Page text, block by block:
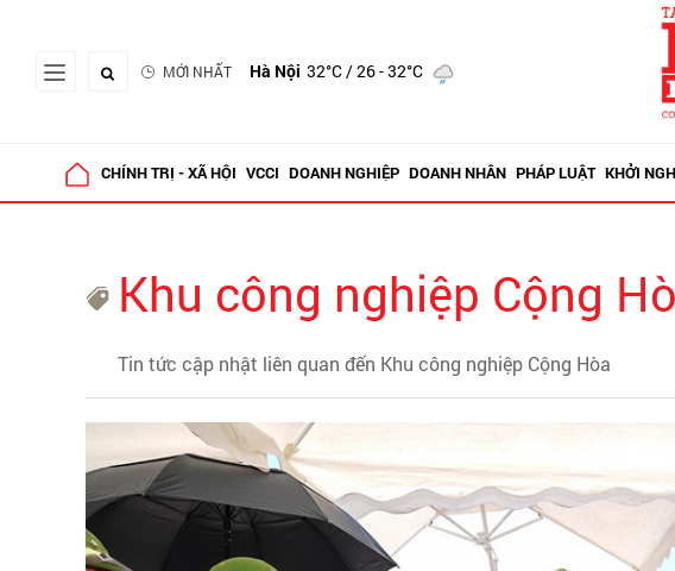
MỚI NHẤT Hà Nội 32°C/ 26 - 32°C
CHÍNH TRỊ - XÃ HỘI VCCI DOANH NGHIỆP DOANH NHÂN PHÁP LUẬT KHỞI
Khu công nghiệp Cộng
Tin tức cập nhật liên quan đến Khu công nghiệp Cộng Hòa